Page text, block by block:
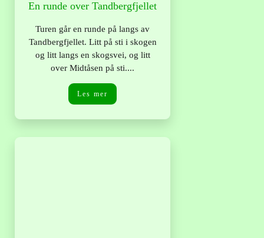
En runde over Tandbergfjellet
Turen går en runde på langs av
Tandbergfjellet. Litt på sti i skogen
og litt langs en skogsvei, og litt
over Midtåsen på sti....
Les mer